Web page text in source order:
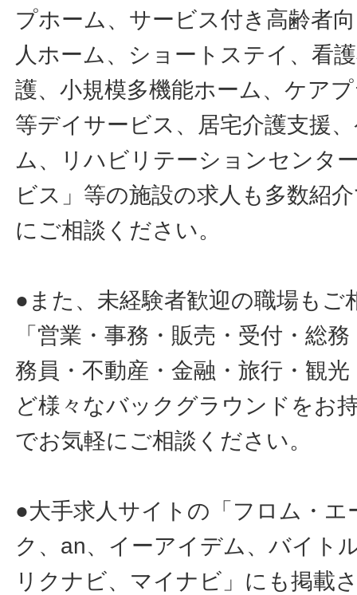
プホーム、サービス付き高齢者
人ホーム、ショートステイ、看
護、小規模多機能ホーム、ケア
等デイサービス、居宅介護支援
ム、リハビリテーションセンタ
ビス」等の施設の求人も多数紹
にご相談ください。
●また、未経験者歓迎の職場もご
「営業・事務・販売・受付・総
務員・不動産・金融・旅行・観
ど様々なバックグラウンドをお
でお気軽にご相談ください。
●大手求人サイトの「フロム・
ク、an、イーアイデム、バイト
リクナビ、マイナビ」にも掲載